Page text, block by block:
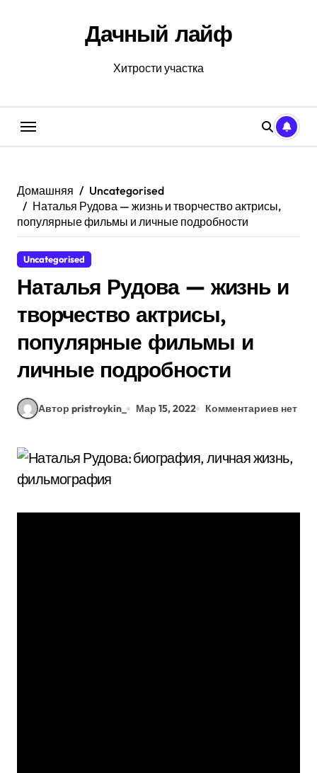
Дачный лайф
Хитрости участка
Домашняя
Uncategorised
Наталья Рудова — жизнь и творчество актрисы,
популярные фильмы и личные подробности
Uncategorised
Наталья Рудова — жизнь и
творчество актрисы,
популярные фильмы и
личные подробности
Автор pristroykin_ Мар 15, 2022 Комментариев нет